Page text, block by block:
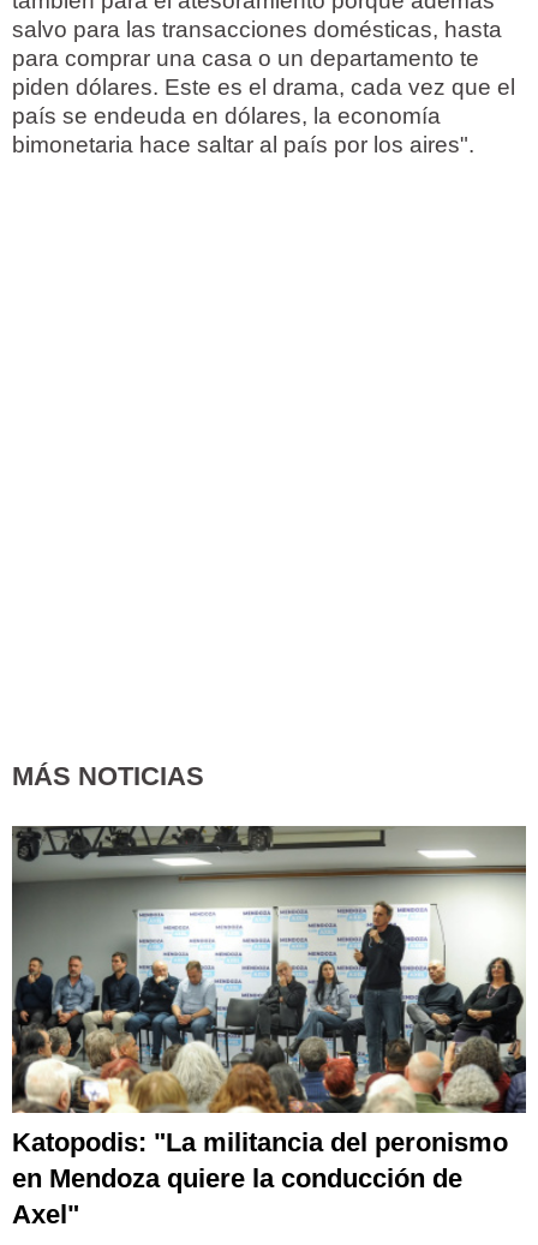
salvo para las transacciones domésticas, hasta
para comprar una casa o un departamento te
piden dólares. Este es el drama, cada vez que el
país se endeuda en dólares, la economía
bimonetaria hace saltar al país por los aires".
MÁS NOTICIAS
Katopodis: "La militancia del peronismo
en Mendoza quiere la conducción de
Axel"